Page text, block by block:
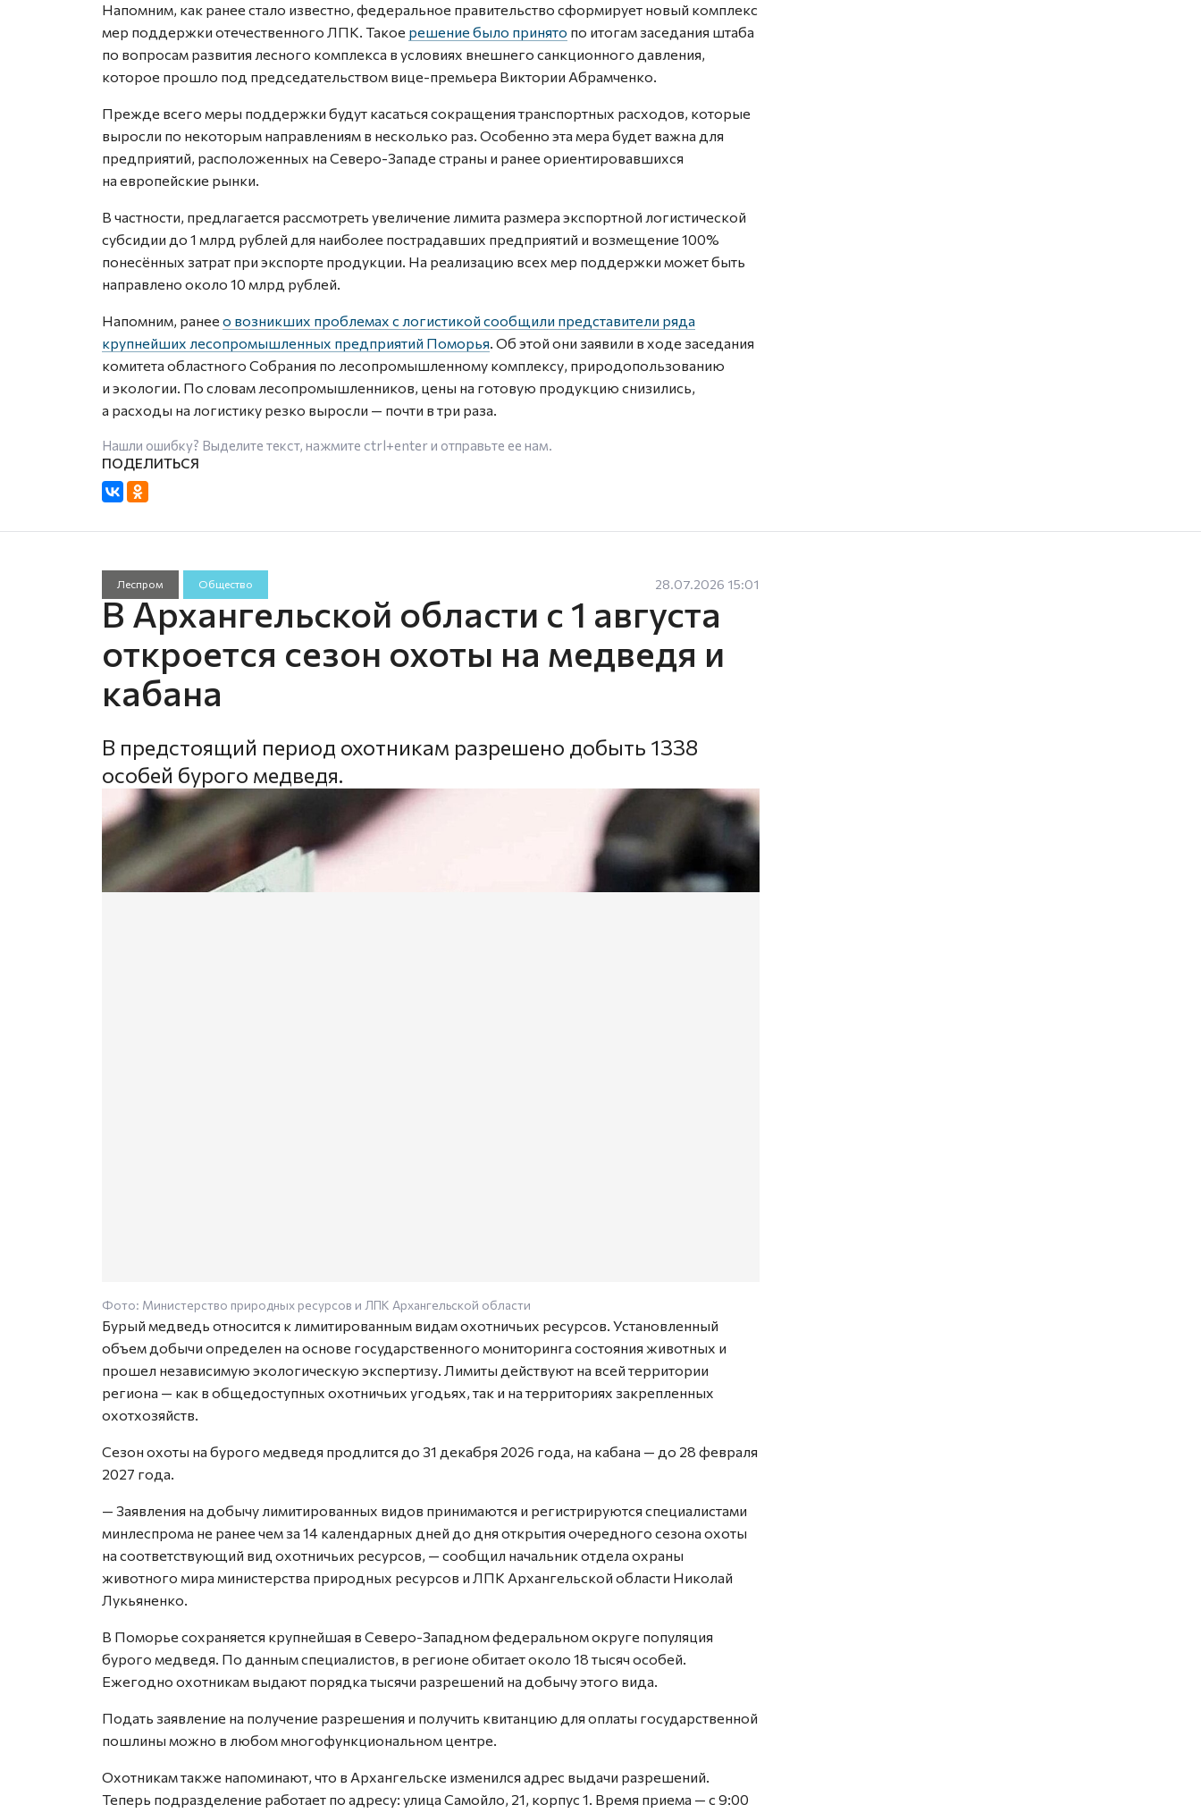
Напомним, как ранее стало известно, федеральное правительство сформирует новый комплекс
мер поддержки отечественного ЛПК. Такое решение было принято по итогам заседания штаба
по вопросам развития лесного комплекса в условиях внешнего санкционного давления,
которое прошло под председательством вице-премьера Виктории Абрамченко.
Прежде всего меры поддержки будут касаться сокращения транспортных расходов, которые
выросли по некоторым направлениям в несколько раз. Особенно эта мера будет важна для
предприятий, расположенных на Северо-Западе страны и ранее ориентировавшихся
на европейские рынки.
В частности, предлагается рассмотреть увеличение лимита размера экспортной логистической
субсидии до 1 млрд рублей для наиболее пострадавших предприятий и возмещение 100%
понесённых затрат при экспорте продукции. На реализацию всех мер поддержки может быть
направлено около 10 млрд рублей.
Напомним, ранее о возникших проблемах с логистикой сообщили представители ряда
крупнейших лесопромышленных предприятий Поморья. Об этой они заявили в ходе заседания
комитета областного Собрания по лесопромышленному комплексу, природопользованию
и экологии. По словам лесопромышленников, цены на готовую продукцию снизились,
а расходы на логистику резко выросли — почти в три раза.
Нашли ошибку? Выделите текст, нажмите ctrl+enterи отправьте ее нам.
Леспром Общество 28.07.2026 15:01
В Архангельской области с 1 августа
откроется сезон охоты на медведя и
кабана
В предстоящий период охотникам разрешено добыть 1338
особей бурого медведя.
Фото: Министерство природных ресурсов и ЛПК Архангельской области
Бурый медведь относится к лимитированным видам охотничьих ресурсов. Установленный
объем добычи определен на основе государственного мониторинга состояния животных и
прошел независимую экологическую экспертизу. Лимиты действуют на всей территории
региона — как в общедоступных охотничьих угодьях, так и на территориях закрепленных
охотхозяйств.
Сезон охоты на бурого медведя продлится до 31 декабря 2026 года, на кабана — до 28 февраля
2027 года.
— Заявления на добычу лимитированных видов принимаются и регистрируются специалистами
минлеспрома не ранее чем за 14 календарных дней до дня открытия очередного сезона охоты
на соответствующий вид охотничьих ресурсов, — сообщил начальник отдела охраны
животного мира министерства природных ресурсов и ЛПК Архангельской области Николай
Лукьяненко.
В Поморье сохраняется крупнейшая в Северо-Западном федеральном округе популяция
бурого медведя. По данным специалистов, в регионе обитает около 18 тысяч особей.
Ежегодно охотникам выдают порядка тысячи разрешений на добычу этого вида.
Подать заявление на получение разрешения и получить квитанцию для оплаты государственной
пошлины можно в любом многофункциональном центре.
Охотникам также напоминают, что в Архангельске изменился адрес выдачи разрешений.
Теперь подразделение работает по адресу: улица Самойло, 21, корпус 1. Время приема — с 9:00